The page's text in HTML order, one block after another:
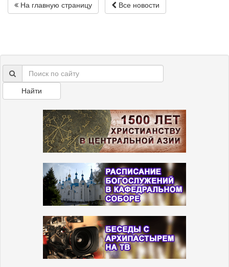
На главную страницу Все новости
Найти